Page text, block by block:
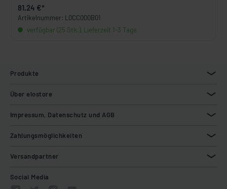
81,24 €*
Artikelnummer: L0CC000B01
verfügbar (25 Stk.), Lieferzeit 1-3 Tage
Produkte
Über elostore
Impressum, Datenschutz und AGB
Zahlungsmöglichkeiten
Versandpartner
Social Media